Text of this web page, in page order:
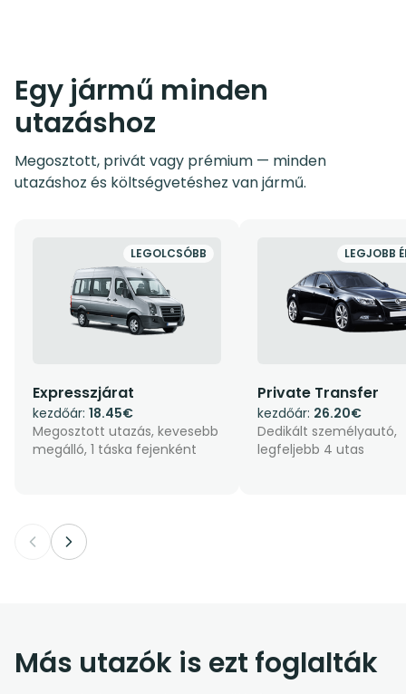
Egy jármű minden
utazáshoz
Megosztott, privát vagy prémium — minden
utazáshoz és költségvetéshez van jármű.
LEGOLCSÓBB
Expresszjárat
kezdőár: 18.45€
Megosztott utazás, kevesebb
megálló, 1 táska fejenként
LEGJOBB
Private Transfer
kezdőár: 26.20€
Dedikált személyautó,
legfeljebb 4 utas
Más utazók is ezt foglalták